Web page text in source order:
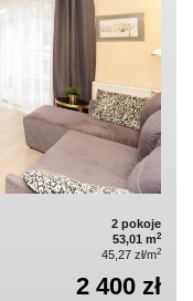
2 pokoje
53,01 m2
45,27 zł/m2
2 400 zł